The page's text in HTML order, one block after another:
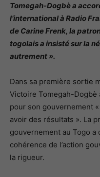
Tomegah-Dogbè a
l’international à Radio
de Carine Frenk, la
togolais a insisté sur la
autrement ».
Dans sa première sortie
Victoire Tomegah-
pour son gouvernement
avoir des résultats ». La
gouvernement au Togo a
cohérence de l’action
la rigueur.